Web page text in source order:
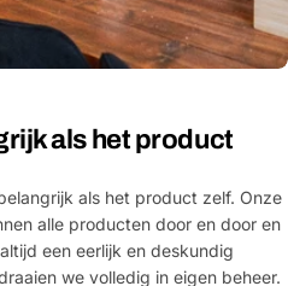
als het product
als het product zelf. Onze
alle producten door en door en
een eerlijk en deskundig
we volledig in eigen beheer.